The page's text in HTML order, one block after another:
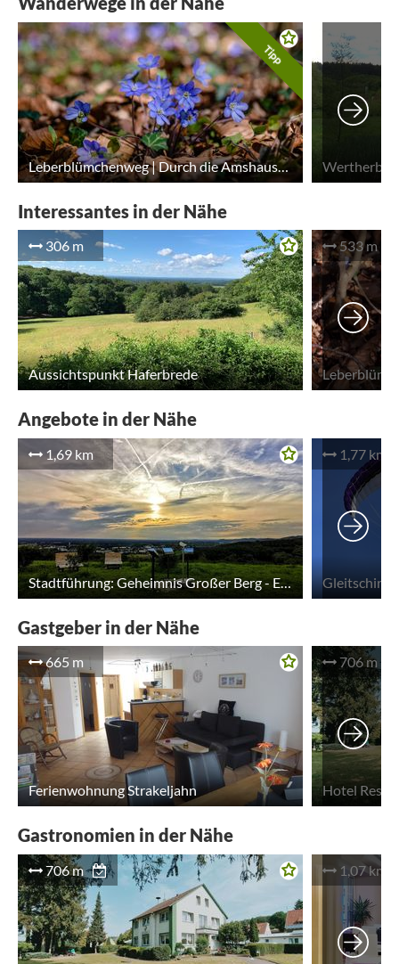
Tipp
Leberblümchenweg | Durch die Amshausener Schweiz
Interessantes in der Nähe
306 m
Aussichtspunkt Haferbrede
533 m
Angebote in der Nähe
1,69 km
Stadtführung: Geheimnis Großer Berg - Eine Reise durch die Erdgeschichte
1,77 km
Gastgeber in der Nähe
665 m
Ferienwohnung Strakeljahn
706 m
Hotel
Gastronomien in der Nähe
706 m 1,07 km